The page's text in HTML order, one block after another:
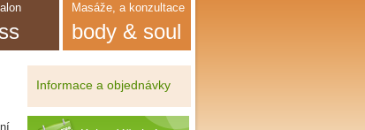
Informace a objednávky
Masáže, a konzultace
body & soul